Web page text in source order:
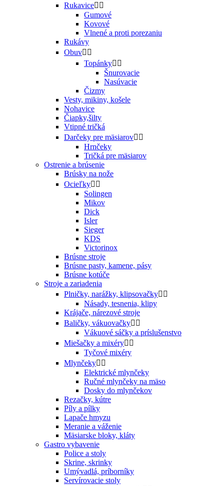
Rukavice 
Gumové
Kovové
Vlnené a proti porezaniu
Rukávy
Obuv 
Topánky 
Šnurovacie
Nasúvacie
Čizmy
Vesty, mikiny, košele
Nohavice
Čiapky,šilty
Vtipné tričká
Darčeky pre mäsiarov 
Hrnčeky
Tričká pre mäsiarov
Ostrenie a brúsenie
Brúsky na nože
Ocieľky 
Solingen
Mikov
Dick
Isler
Sieger
KDS
Victorinox
Brúsne stroje
Brúsne pasty, kamene, pásy
Brúsne kotúče
Stroje a zariadenia
Plničky, narážky, klipsovačky 
Násady, tesnenia, klipy
Krájače, nárezové stroje
Baličky, vákuovačky 
Vákuové sáčky a príslušenstvo
Miešačky a mixéry 
Tyčové mixéry
Mlynčeky 
Elektrické mlynčeky
Ručné mlynčeky na mäso
Dosky do mlynčekov
Rezačky, kútre
Píly a pílky
Lapače hmyzu
Meranie a váženie
Mäsiarske bloky, kláty
Gastro vybavenie
Police a stoly
Skrine, skrinky
Umývadlá, príborníky
Servírovacie stoly